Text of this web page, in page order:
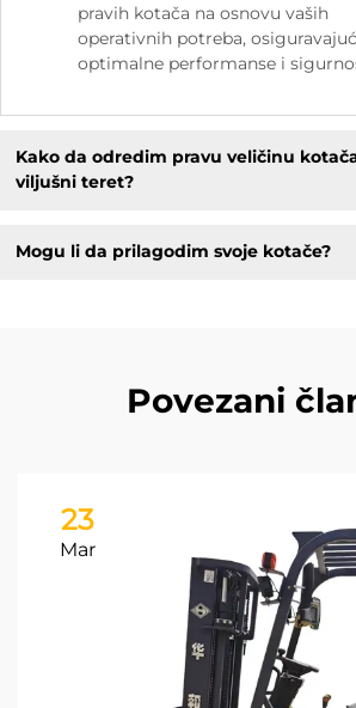
pravih kotača na osnovu vaših
operativnih potreba,
optimalne performanse i
Kako da odredim pravu veličinu
viljušni teret?
Mogu li da prilagodim svoje kotače?
Povezani
23
Mar